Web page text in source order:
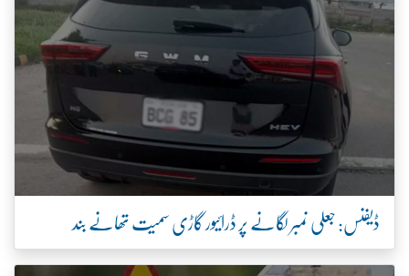
ڈیفنس: جعلی نمبر لگانے پر ڈرائیور گاڑی سمیت تھانے بند